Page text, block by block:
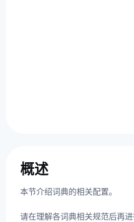
概述
本节介绍词典的相关配置。
请在理解各词典相关规范后再